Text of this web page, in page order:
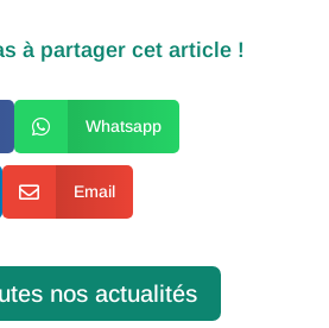
à partager cet article !
 Whatsapp
 Email
nos actualités